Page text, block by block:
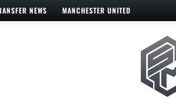
NEWS MANCHESTER UNITED